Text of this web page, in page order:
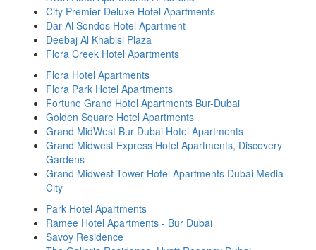
City Premier Deluxe Hotel Apartments
Dar Al Sondos Hotel Apartment
Deebaj Al Khabisi Plaza
Flora Creek Hotel Apartments
Flora Hotel Apartments
Flora Park Hotel Apartments
Fortune Grand Hotel Apartments Bur-Dubai
Golden Square Hotel Apartments
Grand MidWest Bur Dubai Hotel Apartments
Grand Midwest Express Hotel Apartments, Discovery
Gardens
Grand Midwest Tower Hotel Apartments Dubai Media
City
Park Hotel Apartments
Ramee Hotel Apartments - Bur Dubai
Savoy Residence